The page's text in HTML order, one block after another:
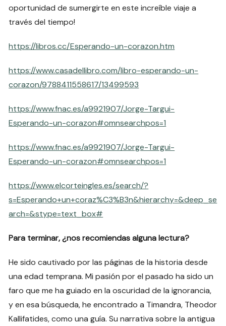
oportunidad de sumergirte en este increíble viaje a
través del tiempo!
https://libros.cc/Esperando-un-corazon.htm
https://www.casadellibro.com/libro-esperando-un-
corazon/9788411558617/13499593
https://www.fnac.es/a9921907/Jorge-Targui-
Esperando-un-corazon#omnsearchpos=1
https://www.fnac.es/a9921907/Jorge-Targui-
Esperando-un-corazon#omnsearchpos=1
https://www.elcorteingles.es/search/?
s=Esperando+un+coraz%C3%B3n&hierarchy=&deep_se
arch=&stype=text_box#
Para terminar, ¿nos recomiendas alguna lectura?
He sido cautivado por las páginas de la historia desde
una edad temprana. Mi pasión por el pasado ha sido un
faro que me ha guiado en la oscuridad de la ignorancia,
y en esa búsqueda, he encontrado a Timandra, Theodor
Kallifatides, como una guía. Su narrativa sobre la antigua